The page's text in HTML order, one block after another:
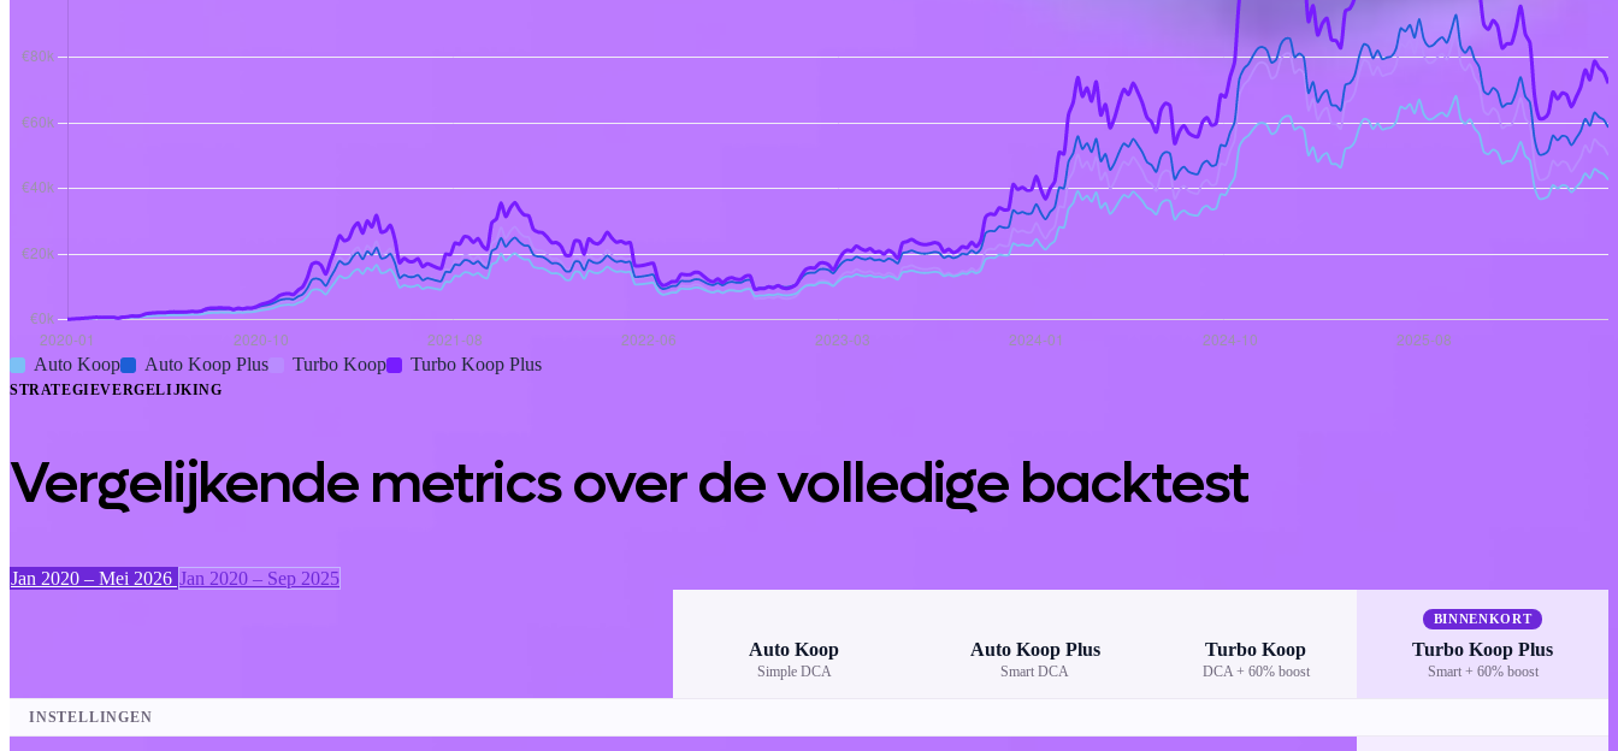
Auto Koop Auto Koop Plus Turbo Koop Turbo Koop Plus
STRATEGIEVERGELIJKING
Vergelijkende metrics over de volledige backtest
Jan 2020 – Mei 2026 Jan 2020 – Sep 2025
Auto Koop
Simple DCA
Auto Koop Plus
Smart DCA
Turbo Koop
DCA + 60% boost
BINNENKORT
Turbo Koop Plus
Smart + 60% boost
INSTELLINGEN